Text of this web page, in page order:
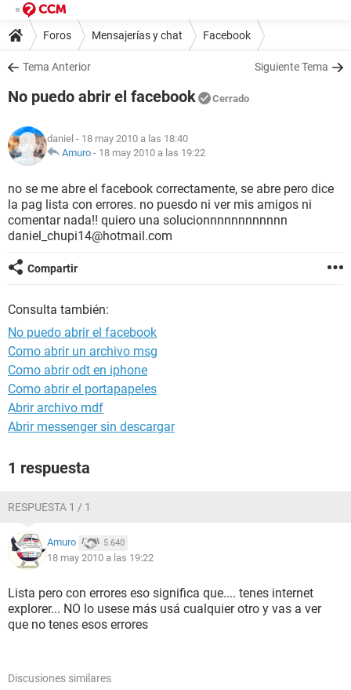
Foros Mensajerías y chat Facebook
Tema Anterior Siguiente Tema
No puedo abrir el facebook Cerrado
daniel - 18 may 2010 a las 18:40
Amuro - 18 may 2010 a las 19:22
no se me abre el facebook correctamente, se abre pero dice
la pag lista con errores. no puesdo ni ver mis amigos ni
comentar nada!! quiero una solucionnnnnnnnnnnn
daniel_chupi14@hotmail.com
Compartir
Consulta también:
No puedo abrir el facebook
Como abrir un archivo msg
Como abrir odt en iphone
Como abrir el portapapeles
Abrir archivo mdf
Abrir messenger sin descargar
1 respuesta
RESPUESTA 1 / 1
Amuro 5.640
18 may 2010 a las 19:22
Lista pero con errores eso significa que.... tenes internet
explorer... NO lo usese más usá cualquier otro y vas a ver
que no tenes esos errores
Discusiones similares